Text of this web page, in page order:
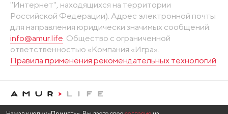
"Интернет", находящихся на территории
Российской Федерации). Адрес электронной почты
для направления юридически значимых сообщений:
info@amur.life . Общество с ограниченной
ответственностью «Компания «Игра».
Правила применения рекомендательных технологий